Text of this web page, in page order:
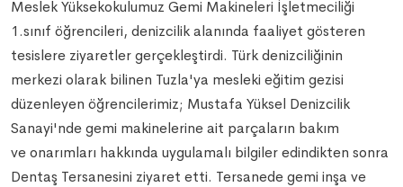
Meslek Yüksekokulumuz Gemi Makineleri İşletmeciliği
1.sınıf öğrencileri, denizcilik alanında faaliyet gösteren
tesislere ziyaretler gerçekleştirdi. Türk denizciliğinin
merkezi olarak bilinen Tuzla'ya mesleki eğitim gezisi
düzenleyen öğrencilerimiz; Mustafa Yüksel Denizcilik
Sanayi'nde gemi makinelerine ait parçaların bakım
ve onarımları hakkında uygulamalı bilgiler edindikten sonra
Dentaş Tersanesini ziyaret etti. Tersanede gemi inşa ve